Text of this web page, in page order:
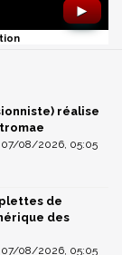
►
réalise
07/08/2026, 05:05
de
des
07/08/2026, 05:05